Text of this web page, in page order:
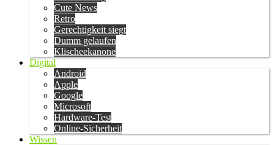
Cute News
Retro
Gerechtigkeit siegt
Dumm gelaufen
Klischeekanone
Digital
Android
Apple
Google
Microsoft
Hardware-Test
Online-Sicherheit
Wissen